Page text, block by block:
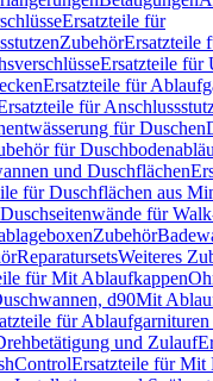
Ersatzteile für
ZubehörErsatzteile
Ersatzteile für
Ersatzteile für
für
für Duschen
für
und Duschflächen
für Duschflächen aus
für
Zubehör
ReparatursetsWeiteres
für Mit Ablaufkappen
d90Mit
für
und Zulauf
Ersatzteile für Mit